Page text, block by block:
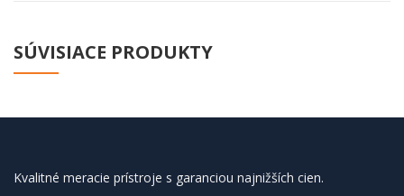
SÚVISIACE PRODUKTY
Kvalitné meracie prístroje s garanciou najnižších cien.